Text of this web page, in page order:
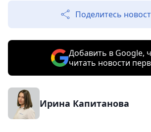
Поделитесь
Добавить в Google,
читать новости
Ирина Капитанова